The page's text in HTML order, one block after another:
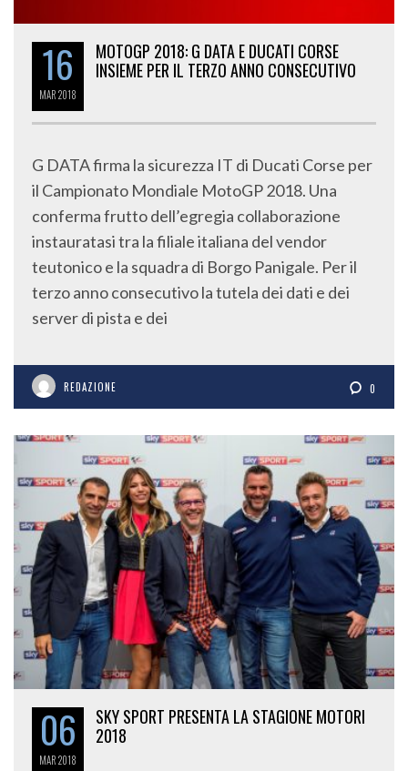
16
MAR2018
MOTOGP 2018: G DATA E DUCATI CORSE
INSIEME PER IL TERZO ANNO CONSECUTIVO
G DATA firma la sicurezza IT di Ducati Corse per
il Campionato Mondiale MotoGP 2018. Una
conferma frutto dell’egregia collaborazione
instauratasi tra la filiale italiana del vendor
teutonico e la squadra di Borgo Panigale. Per il
terzo anno consecutivo la tutela dei dati e dei
server di pista e dei
REDAZIONE 0
06
MAR2018
SKY SPORT PRESENTA LA STAGIONE MOTORI
2018